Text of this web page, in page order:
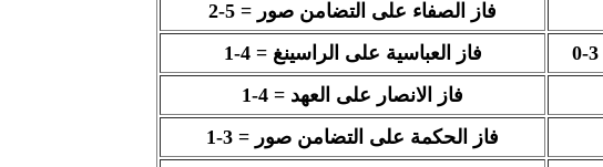
فاز الصفاء على التضامن صور = 5-2
فاز العباسية على الراسينغ = 4-1
فاز الانصار على العهد = 4-1
فاز الحكمة على التضامن صور = 3-1